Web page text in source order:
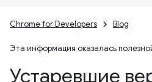
Chrome for Developers Blog
Эта информация оказалась
Устаревшие